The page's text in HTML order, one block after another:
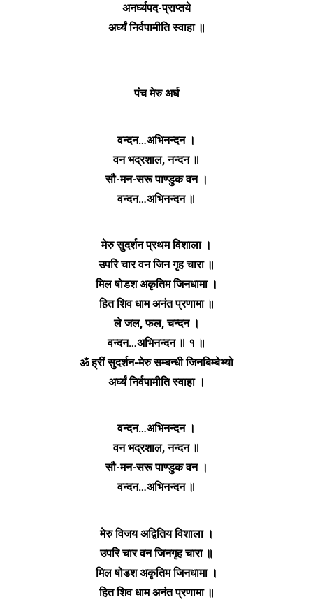
अनर्घ्यपद-प्राप्तये
अर्घ्यं निर्वपामीति स्वाहा ॥
पंच मेरु अर्घ
वन्दन…अभिनन्दन ।
वन भद्रशाल, नन्दन ॥
सौ-मन-सरू पाण्डुक वन ।
वन्दन…अभिनन्दन ॥
मेरु सुदर्शन प्रथम विशाला ।
उपरि चार वन जिन गृह चारा ॥
मिल षोडश अकृतिम जिनधामा ।
हित शिव धाम अनंत प्रणामा ॥
ले जल, फल, चन्दन ।
वन्दन…अभिनन्दन ॥ १ ॥
ॐ ह्रीं सुदर्शन-मेरु सम्बन्धी जिनबिम्बेभ्यो
अर्घ्यं निर्वपामीति स्वाहा ।
वन्दन…अभिनन्दन ।
वन भद्रशाल, नन्दन ॥
सौ-मन-सरू पाण्डुक वन ।
वन्दन…अभिनन्दन ॥
मेरु विजय अद्वितिय विशाला ।
उपरि चार वन जिनगृह चारा ॥
मिल षोडश अकृतिम जिनधामा ।
हित शिव धाम अनंत प्रणामा ॥